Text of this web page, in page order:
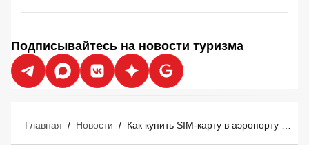
Подписывайтесь на новости туризма
Главная / Новости /